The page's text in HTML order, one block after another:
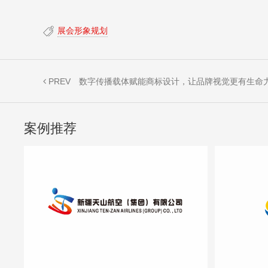
展会形象规划
PREV 数字传播载体赋能商标设计，让品牌视觉更有生命
案例推荐